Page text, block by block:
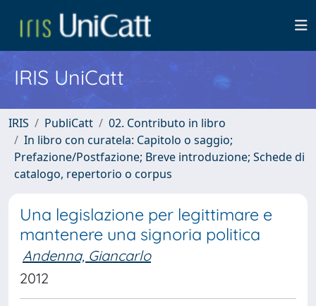
IRIS UniCatt
IRIS PubliCatt
02. Contributo in libro
In libro con curatela: Capitolo o saggio;
Prefazione/Postfazione; Breve introduzione; Schede di
catalogo, repertorio o corpus
Una legislazione per legittimare e
mantenere una signoria politica
Andenna, Giancarlo
2012